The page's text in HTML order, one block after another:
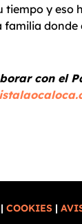
tiempo y eso
familia donde
con el
|COOKIES |